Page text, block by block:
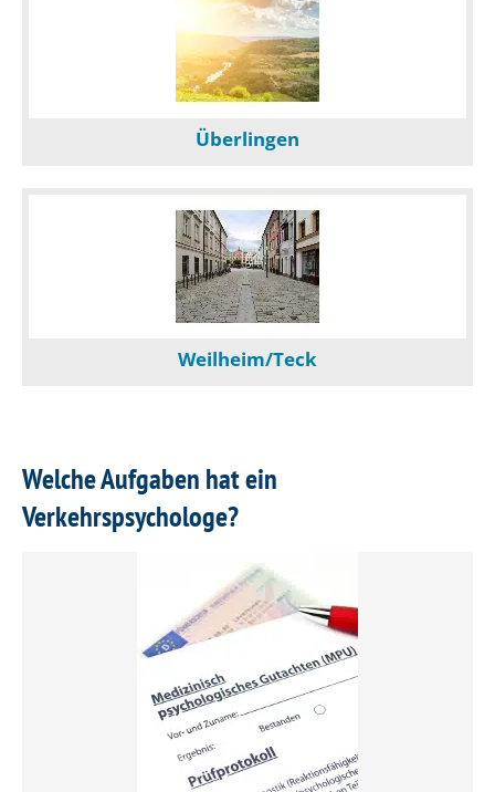
Überlingen
Weilheim/Teck
Welche Aufgaben hat ein
Verkehrspsychologe?